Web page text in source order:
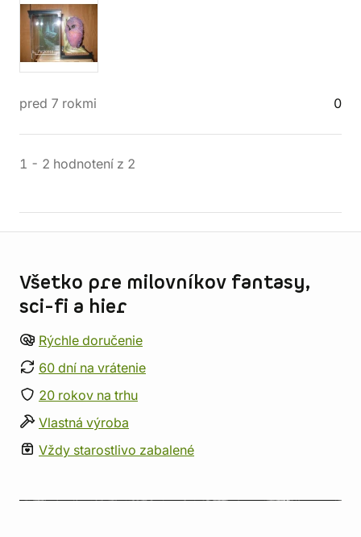
pred 7 rokmi 0
1 - 2 hodnotení z 2
Všetko pre milovníkov fantasy,
sci-fi a hier
Rýchle doručenie
60 dní na vrátenie
20 rokov na trhu
Vlastná výroba
Vždy starostlivo zabalené